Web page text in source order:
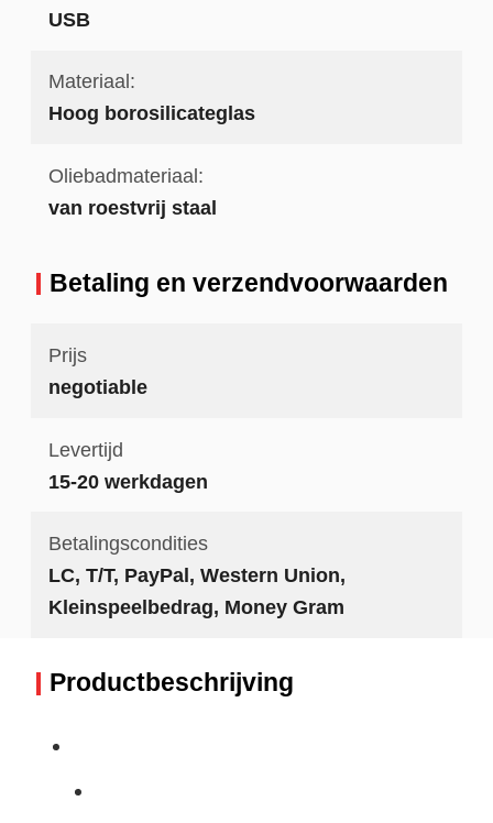
USB
Materiaal:
Hoog borosilicateglas
Oliebadmateriaal:
van roestvrij staal
Betaling en verzendvoorwaarden
Prijs
negotiable
Levertijd
15-20 werkdagen
Betalingscondities
LC, T/T, PayPal, Western Union,
Kleinspeelbedrag, Money Gram
Productbeschrijving